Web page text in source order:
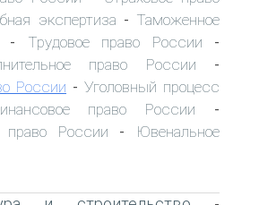
экспертиза - Таможенное
- Трудовое право России -
право России -
России - Уголовный процесс
право России -
право России -
Ювенальное